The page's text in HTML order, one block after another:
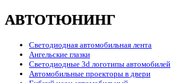
АВТОТЮНИНГ
Светодиодная автомобильная лента
Ангельские глазки
Светодиодные 3d логотипы автомобилей
Автомобильные проекторы в двери